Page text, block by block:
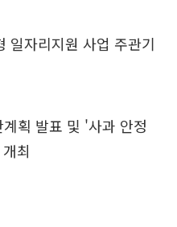
자리지원 사업 주관기
획 발표 및 '사과 안정
최